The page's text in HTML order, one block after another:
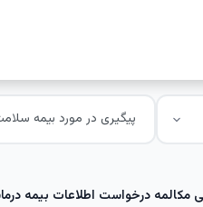
مکالمه درخواست اطلاعات بیمه